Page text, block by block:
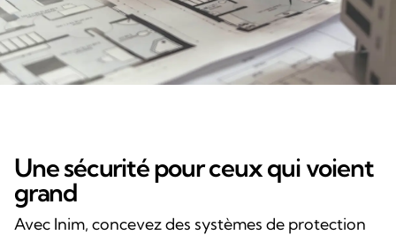
Une sécurité pour ceux qui voient
grand
Avec Inim, concevez des systèmes de protection